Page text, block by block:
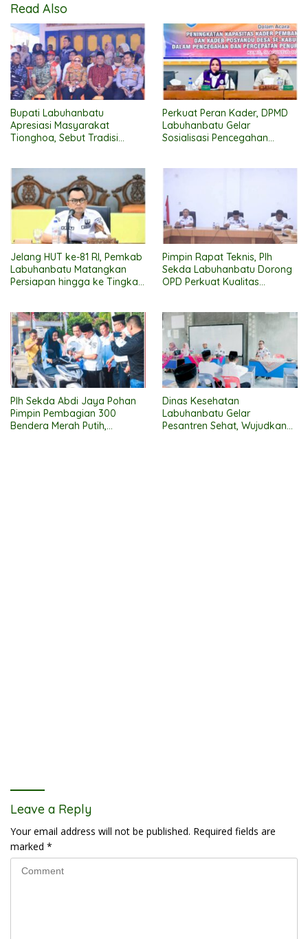
Read Also
Bupati Labuhanbatu
Apresiasi Masyarakat
Tionghoa, Sebut Tradisi
Perkuat Peran Kader, DPMD
Labuhanbatu Gelar
Sosialisasi Pencegahan
Jelang HUT ke-81 RI, Pemkab
Labuhanbatu Matangkan
Persiapan hingga ke Tingkat
Pimpin Rapat Teknis, Plh
Sekda Labuhanbatu Dorong
OPD Perkuat Kualitas
2026
Plh Sekda Abdi Jaya Pohan
Pimpin Pembagian 300
Bendera Merah Putih,
Dinas Kesehatan
Labuhanbatu Gelar
Pesantren Sehat, Wujudkan
Leave a Reply
Your email address will not be published. Required fields are
marked *